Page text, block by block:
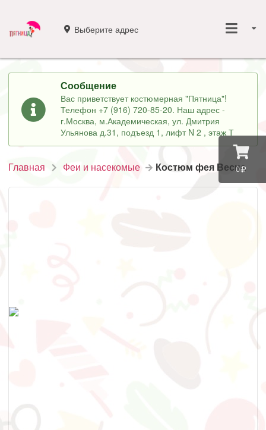
0
Выберите адрес
Сообщение
Вас приветствует костюмерная "Пятница"!
Телефон +7 (916) 720-85-20. Наш адрес -
г.Москва, м.Академическая, ул. Дмитрия
Ульянова д.31, подъезд 1, лифт N 2 , этаж Т
Главная Феи и насекомые Костюм фея Весна